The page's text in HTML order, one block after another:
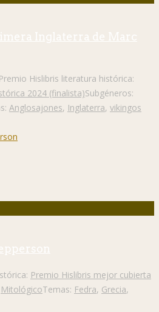
Inglaterra de Marc
Premio Hislibris literatura histórica:
2024 (finalista)Subgéneros:
Anglosajones, Inglaterra, vikingos
Premio Hislibris mejor cubierta
MitológicoTemas: Fedra, Grecia,